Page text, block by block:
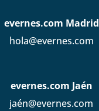
evernes.com Madrid
hola@evernes.com
evernes.com Jaén
jaén@evernes.com